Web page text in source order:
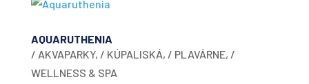
AQUARUTHENIA
/ AKVAPARKY, / KÚPALISKÁ, / PLAVÁRNE, /
WELLNESS & SPA